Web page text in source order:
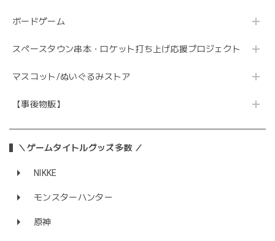
ボードゲーム
スペースタウン串本・ロケット打ち上げ応援プロジェクト
マスコット/ぬいぐるみストア
【事後物販】
＼ゲームタイトルグッズ多数 ／
NIKKE
モンスターハンター
原神